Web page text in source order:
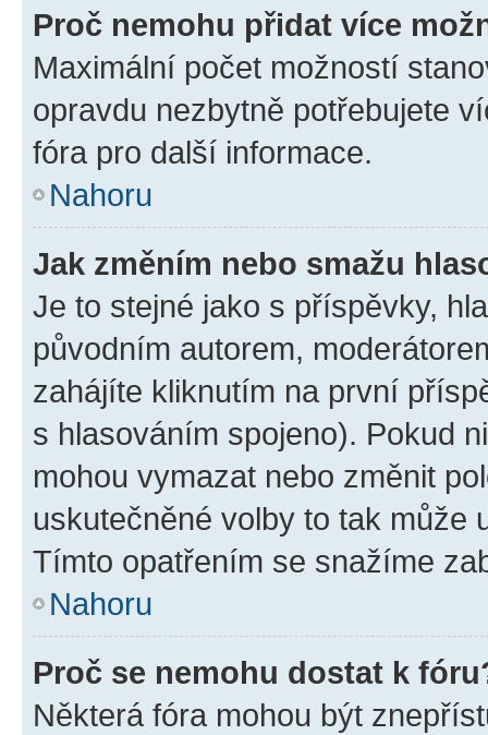
Proč nemohu přidat více
Maximální počet možností
opravdu nezbytně potřebujete
fóra pro další informace.
Nahoru
Jak změním nebo smažu
Je to stejné jako s příspěvky,
původním autorem,
zahájíte kliknutím na první
s hlasováním spojeno). Pokud
mohou vymazat nebo změnit
uskutečněné volby to tak může
Tímto opatřením se snažíme
Nahoru
Proč se nemohu dostat k
Některá fóra mohou být